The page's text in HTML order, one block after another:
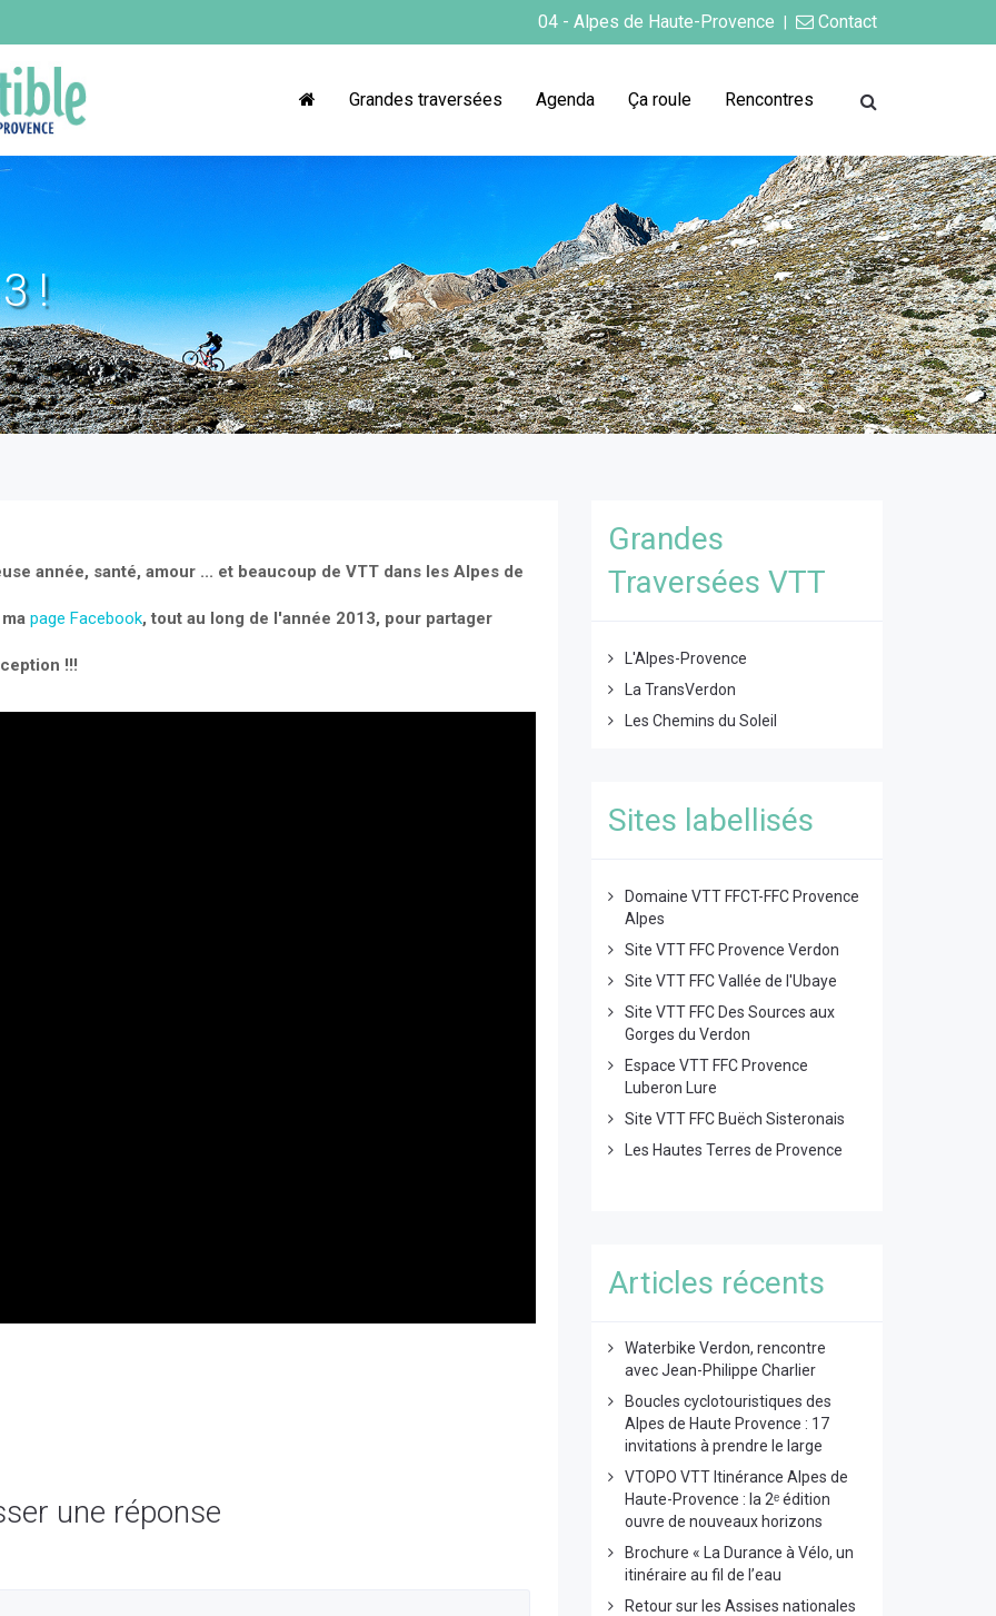
04 - Alpes de Haute-Provence Contact
Grandes traversées Agenda Ça roule Rencontres
!
année, santé, amour ... et beaucoup de VTT dans les Alpes de
page Facebook, tout au long de l'année 2013, pour partager
!!!
une réponse
Grandes
Traversées VTT
L'Alpes-Provence
La TransVerdon
Les Chemins du Soleil
Sites labellisés
Domaine VTT FFCT-FFC Provence
Alpes
Site VTT FFC Provence Verdon
Site VTT FFC Vallée de l'Ubaye
Site VTT FFC Des Sources aux
Gorges du Verdon
Espace VTT FFC Provence
Luberon Lure
Site VTT FFC Buëch Sisteronais
Les Hautes Terres de Provence
Articles récents
Waterbike Verdon, rencontre
avec Jean-Philippe Charlier
Boucles cyclotouristiques des
Alpes de Haute Provence : 17
invitations à prendre le large
VTOPO VTT Itinérance Alpes de
Haute-Provence : la 2ᵉ édition
ouvre de nouveaux horizons
Brochure « La Durance à Vélo, un
itinéraire au fil de l’eau
Retour sur les Assises nationales